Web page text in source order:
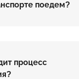
поедем?
процесс